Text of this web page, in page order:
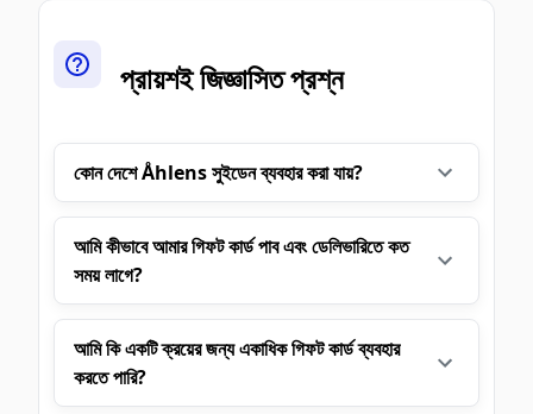
প্রায়শই জিজ্ঞাসিত প্রশ্ন
কোন দেশে Åhlens সুইডেন ব্যবহার করা যায়?
আমি কীভাবে আমার গিফট কার্ড পাব এবং ডেলিভারিতে কত
সময় লাগে?
আমি কি একটি ক্রয়ের জন্য একাধিক গিফট কার্ড ব্যবহার
করতে পারি?